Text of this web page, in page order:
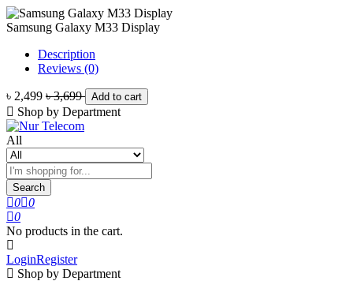
Samsung Galaxy M33 Display
Description
Reviews (0)
৳ 2,499 ৳ 3,699 Add to cart
Shop by Department
All
Search
0 0
0
No products in the cart.
LoginRegister
Shop by Department